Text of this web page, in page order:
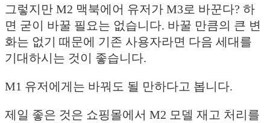
그렇지만 M2 맥북에어 유저가 M3로 바꾼다? 하
면 굳이 바꿀 필요는 없습니다. 바꿀 만큼의 큰 변
화는 없기 때문에 기존 사용자라면 다음 세대를
기대하시는 것이 좋습니다.
M1 유저에게는 바꿔도 될 만하다고 봅니다.
제일 좋은 것은 쇼핑몰에서 M2 모델 재고 처리를